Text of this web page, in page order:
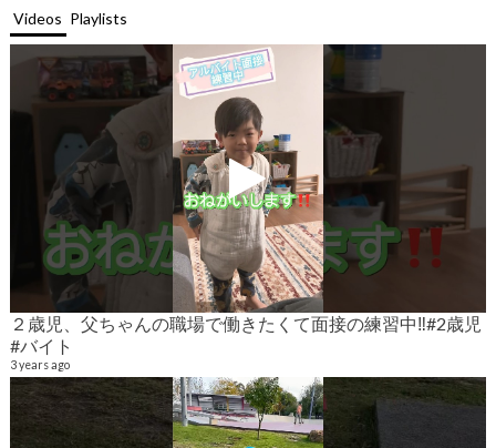
Videos Playlists
２歳児、父ちゃんの職場で働きたくて面接の練習中‼️#2歳児
#バイト
3 years ago